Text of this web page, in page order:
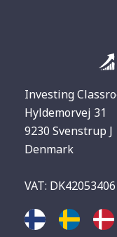
Investing
Hyldemorvej 31
9230 Svenstrup J
Denmark
VAT: DK42053406